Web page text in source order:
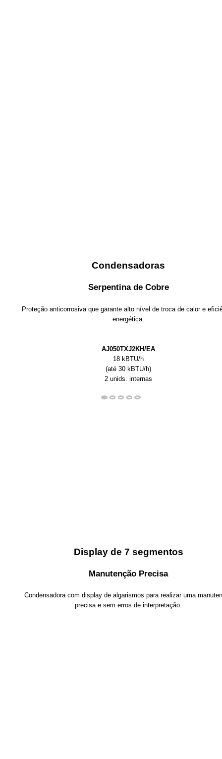
Condensadoras
Serpentina de Cobre
Proteção anticorrosiva que garante alto nível de troca de calor e
energética.
AJ050TXJ2KH/EA
18 kBTU/h
(até 30 kBTU/h)
2 unids. internas
Display de 7 segmentos
Manutenção Precisa
Condensadora com display de algarismos para realizar uma
precisa e sem erros de interpretação.